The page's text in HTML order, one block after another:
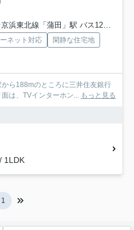
京浜東北線「蒲田」駅 バス12分 「東六郷１丁目」 停歩4分
ネット対応
閑静な住宅地
から188mのところに三井住友銀行
は、TVインターホン...
もっと見る
1LDK
1